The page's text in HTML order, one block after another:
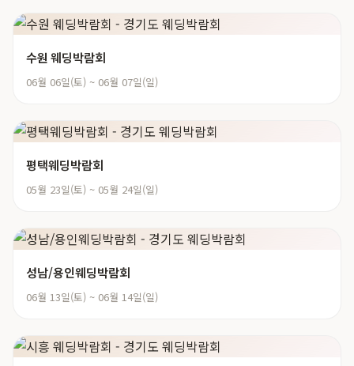
수원 웨딩박람회
06월 06일(토) ~ 06월 07일(일)
평택웨딩박람회
05월 23일(토) ~ 05월 24일(일)
성남/용인웨딩박람회
06월 13일(토) ~ 06월 14일(일)